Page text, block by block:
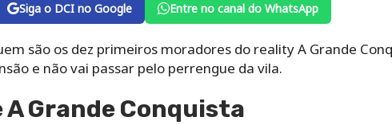
Siga o DCI no Google Entre no canal do WhatsApp
são os dez primeiros moradores do reality A Grande
e não vai passar pelo perrengue da vila.
Grande Conquista